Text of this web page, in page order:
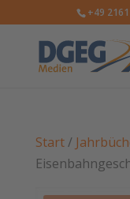
+49
Start/